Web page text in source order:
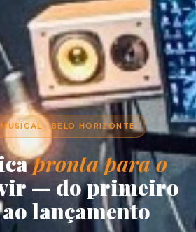
· BELO HORIZONTE
pronta para o
— do primeiro
lançamento